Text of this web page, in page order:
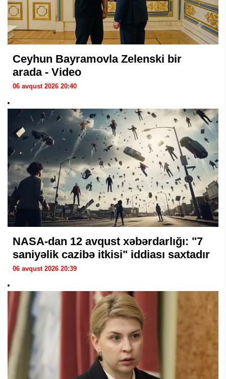
Ceyhun Bayramovla Zelenski bir
arada - Video
06 avqust 2026 20:40
NASA-dan 12 avqust xəbərdarlığı: "7
saniyəlik cazibə itkisi" iddiası saxtadır
06 avqust 2026 20:39